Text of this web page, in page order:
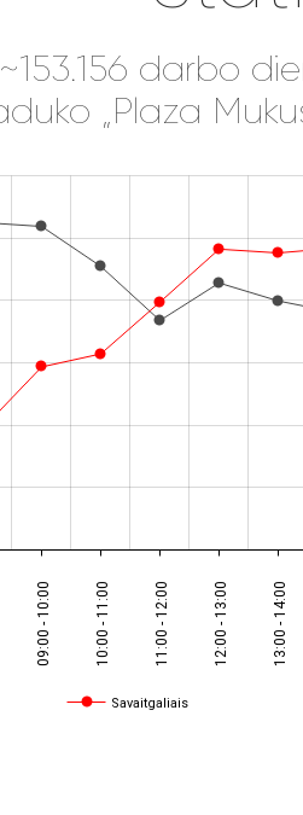
darbo
„Plaza
09:00 - 10:00 10:00 - 11:00 11:00 - 12:00 12:00 - 13:00 13:00 - 14:00
Savaitgaliais